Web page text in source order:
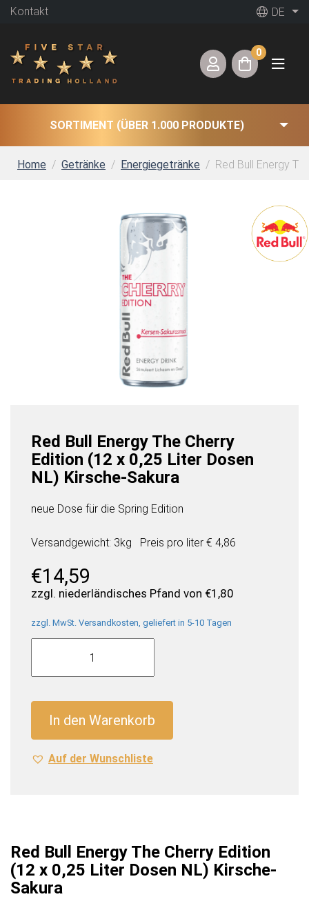
Kontakt DE
0
SORTIMENT (ÜBER 1.000 PRODUKTE)
Home Getränke Energiegetränke Red Bull Energy
Red Bull Energy The Cherry
Edition (12 x 0,25 Liter Dosen
NL) Kirsche-Sakura
neue Dose für die Spring Edition
Versandgewicht: 3kg Preis pro liter € 4,86
€14,59
zzgl. niederländisches Pfand von €1,80
zzgl. MwSt. Versandkosten, geliefert in 5-10 Tagen
Red
Energy
Edition
(12
x
Kirsche-
Sakura
Menge
In den Warenkorb
Auf der Wunschliste
Red Bull Energy The Cherry Edition
(12 x 0,25 Liter Dosen NL) Kirsche-
Sakura